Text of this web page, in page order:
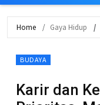
Home Gaya Hidup
BUDAYA
Karir dan